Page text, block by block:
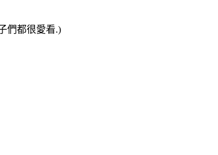
們都很愛看.)